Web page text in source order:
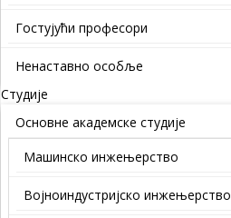
Гостујући професори
Ненаставно особље
Студије
Основне академске студије
Машинско инжењерство
Војноиндустријско инжењерство